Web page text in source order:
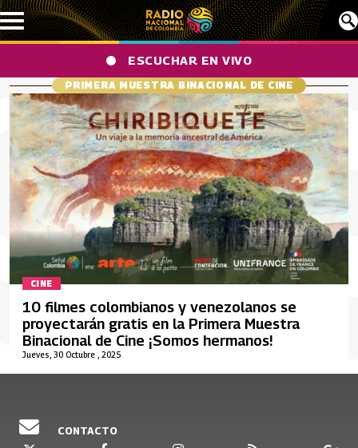
Pasar al contenido principal
ESCUCHAR EN VIVO
PRIMERA MUESTRA BINACIONAL DE CINE
CINE
Jueves, 30 Octubre , 2025
10 filmes colombianos y venezolanos se
proyectarán gratis en la Primera Muestra
Binacional de Cine ¡Somos hermanos!
CONTACTO